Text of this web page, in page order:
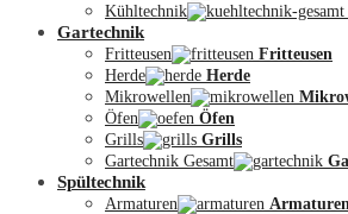
Kühltechnik
Gartechnik
Fritteusen
Fritteusen
Herde
Herde
Mikrowellen
Öfen
Öfen
Grills
Grills
Gartechnik Gesamt
Spültechnik
Armaturen